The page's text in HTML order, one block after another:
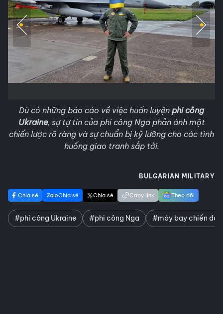
Dù có những báo cáo về việc huấn luyện phi công
Ukraine, sự tự tin của phi công Nga phản ánh một
chiến lược rõ ràng và sự chuẩn bị kỹ lưỡng cho các tình
huống giao tranh sắp tới.
BULGARIAN MILITARY
Chia sẻ Chia sẻ Chia sẻ Copy link Theo dõi
#phi công Ukraine #phi công Nga #máy bay chiến